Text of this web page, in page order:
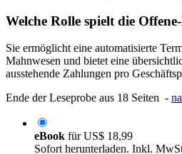
Welche Rolle spielt die
Sie ermöglicht eine automatisierte
Mahnwesen und bietet eine
ausstehende Zahlungen pro
Ende der Leseprobe aus 18 Seiten -
eBook fürUS$ 18,99
Sofort herunterladen. Inkl.